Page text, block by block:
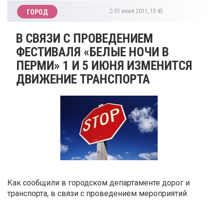
ГОРОД 01 июня 2011, 13:45
В СВЯЗИ С ПРОВЕДЕНИЕМ
ФЕСТИВАЛЯ «БЕЛЫЕ НОЧИ В
ПЕРМИ» 1 И 5 ИЮНЯ ИЗМЕНИТСЯ
ДВИЖЕНИЕ ТРАНСПОРТА
Как сообщили в городском департаменте дорог и
транспорта, в связи с проведением мероприятий